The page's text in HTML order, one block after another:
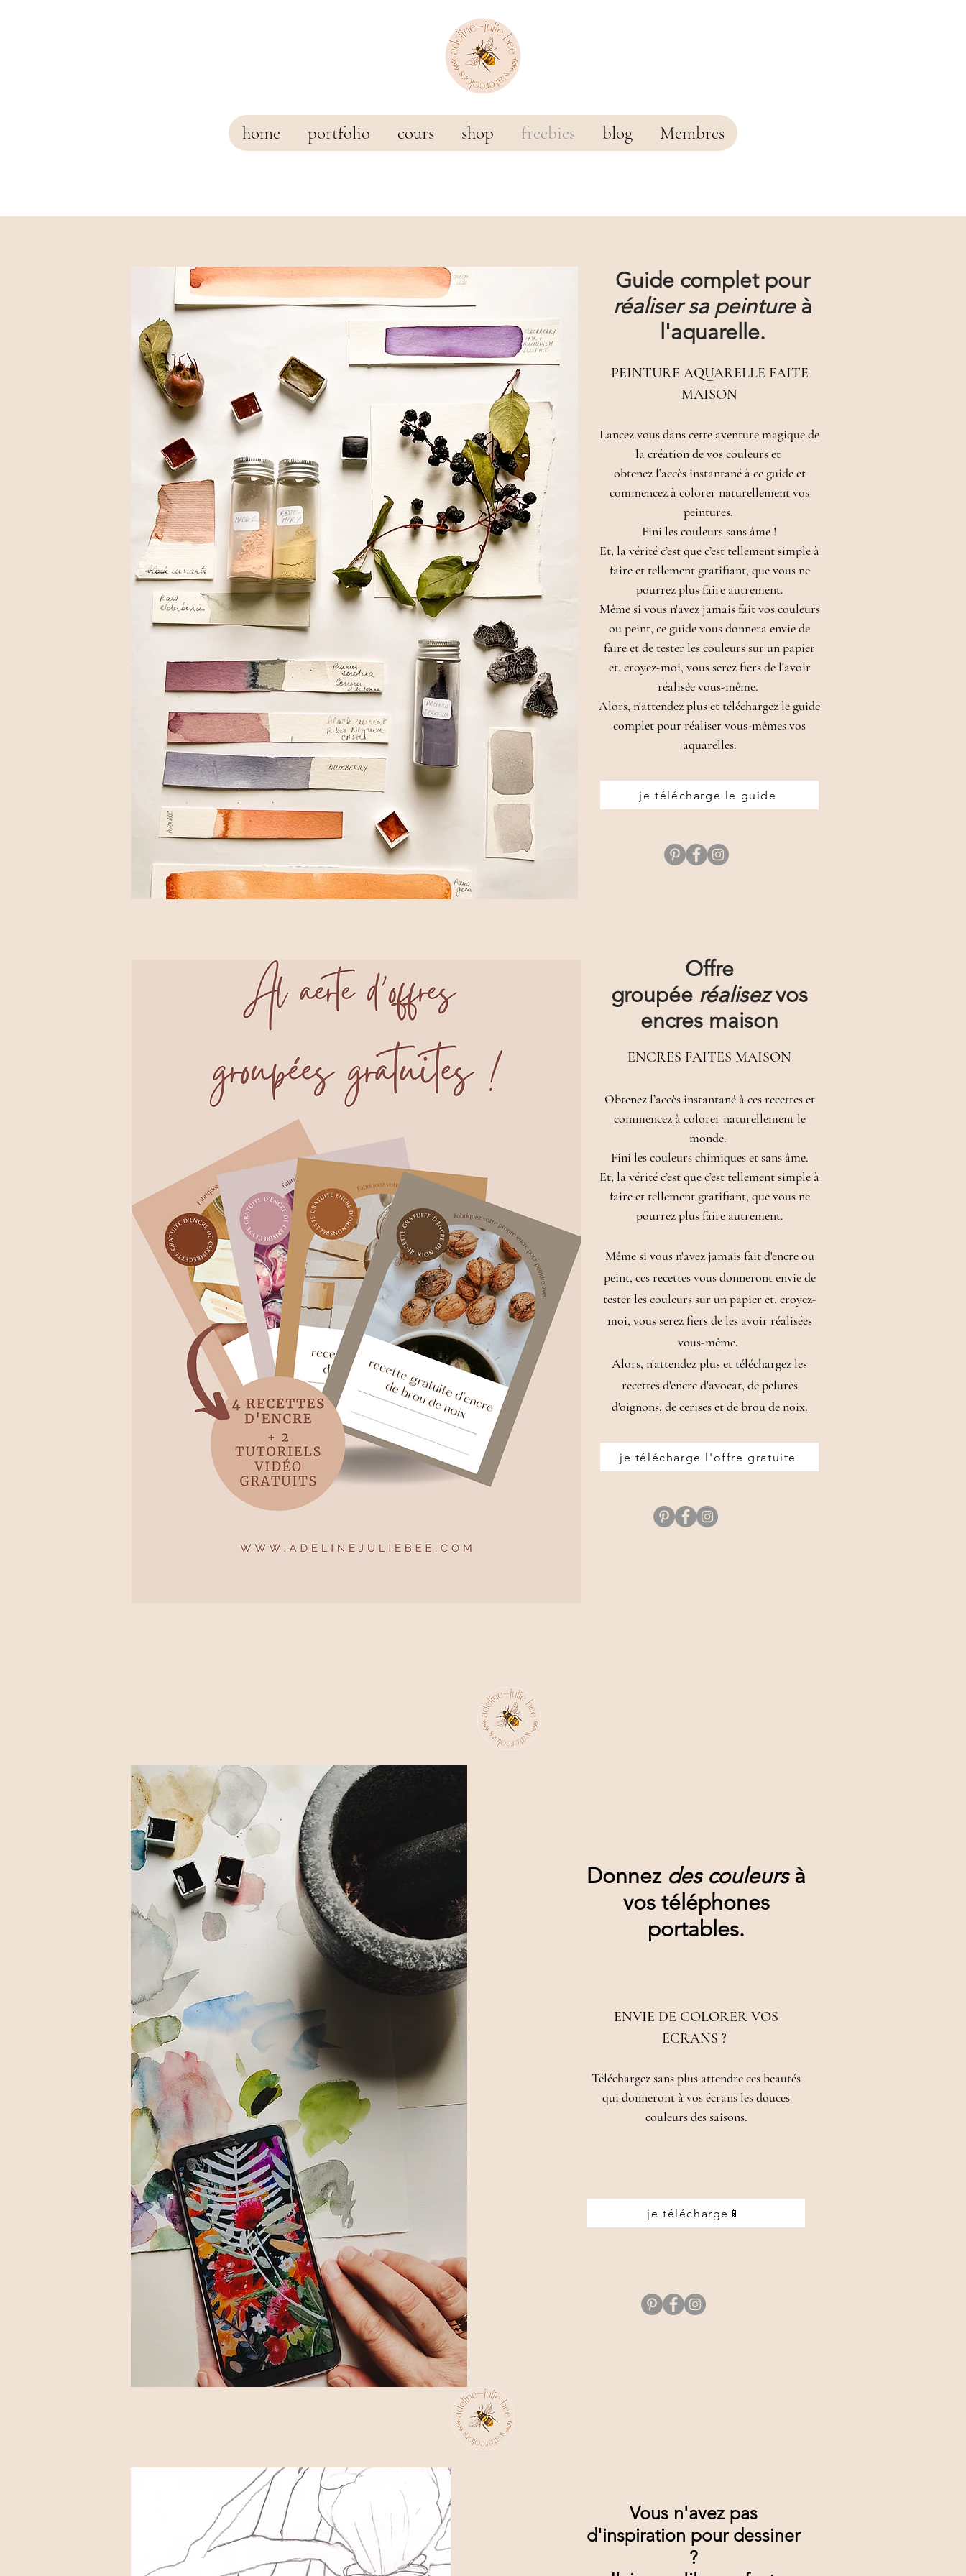
home portfolio cours shop freebies blog Membres
Guide complet pour
réaliser sa peintureà
l'aquarelle.
PEINTURE AQUARELLE FAITE
MAISON
Lancez vous dans cette aventure magique de
la création de vos couleurs et
obtenez l’accès instantané à ce guide et
commencez à colorer naturellement vos
peintures.
Fini les couleurs sans âme !
Et, la vérité c’est que c’est tellement simple à
faire et tellement gratifiant, que vous ne
pourrez plus faire autrement.
​Même si vous n'avez jamais fait vos couleurs
ou peint, ce guide vous donnera envie de
faire et de tester les couleurs sur un papier
et, croyez-moi, vous serez fiers de l'avoir
réalisée vous-même.
Alors, n'attendez plus et téléchargez le guide
complet pour réaliser vous-mêmes vos
aquarelles.
je télécharge le guide
Offre
groupée réalisezvos
encres maison
ENCRES FAITES MAISON
Obtenez l’accès instantanéà cesrecettes et
commencez à colorer naturellement le
monde.
Fini les couleurs chimiques et sans âme.
Et, la vérité c’est que c’est tellement simple à
faire et tellement gratifiant, que vous ne
pourrez plus faire autrement.
​Même si vous n'avez jamais fait d'encre ou
peint, ces recettes vous donneront envie de
tester les couleurs sur un papier et, croyez-
moi, vous serez fiers de les avoir réalisées
vous-même.
Alors, n'attendez plus et téléchargez les
recettes d'encre d'avocat, de pelures
d'oignons, de cerises et de brou de noix.
je télécharge l'offre gratuite
Donnez des couleursà
vos téléphones
portables.
ENVIE DE COLORER VOS
ECRANS ?
Téléchargez sans plus attendre ces beautés
qui donneront à vos écrans les douces
couleurs des saisons.
je télécharge📱
Vous n'avez pas
d'inspiration pour dessiner
?